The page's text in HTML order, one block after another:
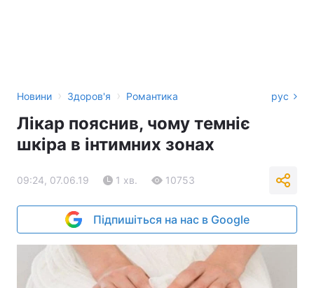
Новини › Здоров'я › Романтика рус
Лікар пояснив, чому темніє
шкіра в інтимних зонах
09:24, 07.06.19 1 хв. 10753
Підпишіться на нас в Google